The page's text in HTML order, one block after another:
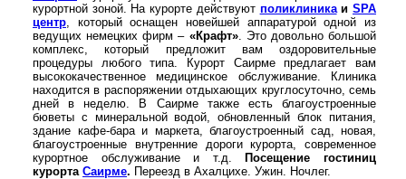
курортной зоной. На курорте действуют поликлиникаиSPA
центр, который оснащен новейшей аппаратурой одной из
ведущих немецких фирм – «Крафт». Это довольно большой
комплекс, который предложит вам оздоровительные
процедуры любого типа. Курорт Саирме предлагает вам
высококачественное медицинское обслуживание. Клиника
находится в распоряжении отдыхающих круглосуточно, семь
дней в неделю. В Саирме также есть благоустроенные
бюветы с минеральной водой, обновленный блок питания,
здание кафе-бара и маркета, благоустроенный сад, новая,
благоустроенные внутренние дороги курорта, современное
курортное обслуживание и т.д.
Посещение гостиниц
курорта Саирме. Переезд в Ахалцихе. Ужин. Ночлег.